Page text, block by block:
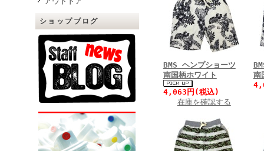
ショップブログ
BMS ヘンプショーツ
南国柄ホワイト
4,063円(税込)
在庫を確認する
南